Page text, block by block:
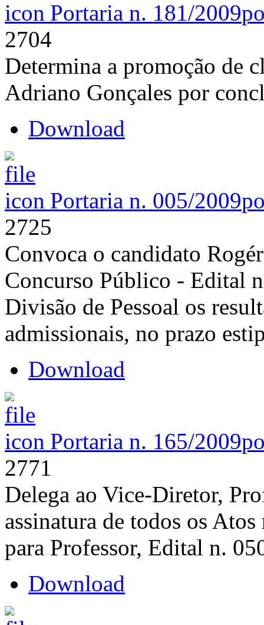
Portaria n. 181/2009
2704
Determina a promoção de
Adriano Gonçales por
Download
Portaria n. 005/2009
2725
Convoca o candidato
Concurso Público - Edital
Divisão de Pessoal os
admissionais, no prazo
Download
Portaria n. 165/2009
2771
Delega ao Vice-Diretor,
assinatura de todos os
para Professor, Edital n.
Download